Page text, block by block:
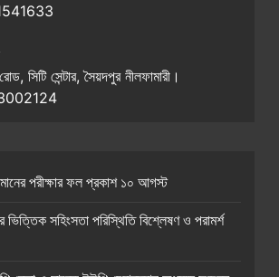
সিটি সেন্টার, সৈয়দপুর নীলফামারী।
পরীক্ষার ফল প্রকাশ ১০ আগস্ট
ভিত্তিক সহিংসতা পরিস্থিতি বিশ্লেষণ ও পরামর্শ